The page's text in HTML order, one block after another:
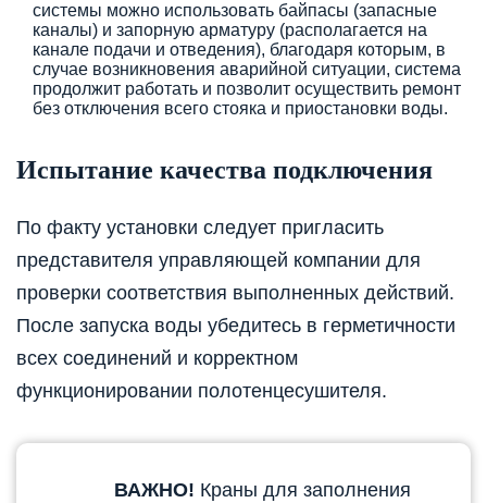
системы можно использовать байпасы (запасные
каналы) и запорную арматуру (располагается на
канале подачи и отведения), благодаря которым, в
случае возникновения аварийной ситуации, система
продолжит работать и позволит осуществить ремонт
без отключения всего стояка и приостановки воды.
Испытание качества подключения
По факту установки следует пригласить
представителя управляющей компании для
проверки соответствия выполненных действий.
После запуска воды убедитесь в герметичности
всех соединений и корректном
функционировании полотенцесушителя.
ВАЖНО! Краны для заполнения